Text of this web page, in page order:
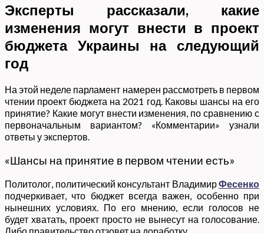
Эксперты рассказали, какие
изменения могут внести в проект
бюджета Украины на следующий
год
На этой неделе парламент намерен рассмотреть в первом
чтении проект бюджета на 2021 год. Каковы шансы на его
принятие? Какие могут внести изменения, по сравнению с
первоначальным вариантом? «Комментарии» узнали
ответы у экспертов.
«Шансы на принятие в первом чтении есть»
Политолог, политический консультант ВладимирФесенко
подчеркивает, что бюджет всегда важен, особенно при
нынешних условиях. По его мнению, если голосов не
будет хватать, проект просто не вынесут на голосование.